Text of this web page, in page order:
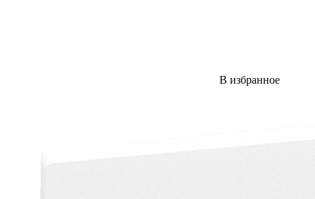
В избранное